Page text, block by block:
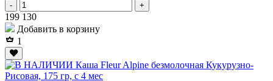
- +
199 Р130Р
Добавить в корзину
1